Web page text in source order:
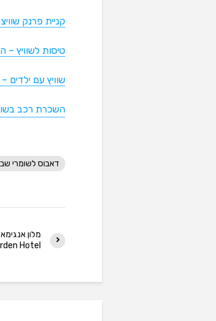
קניית פרנק
טיסות לשוויץ –
שוויץ עם
השכרת רכב
דאבוס לשומרי
מלון
Hotel